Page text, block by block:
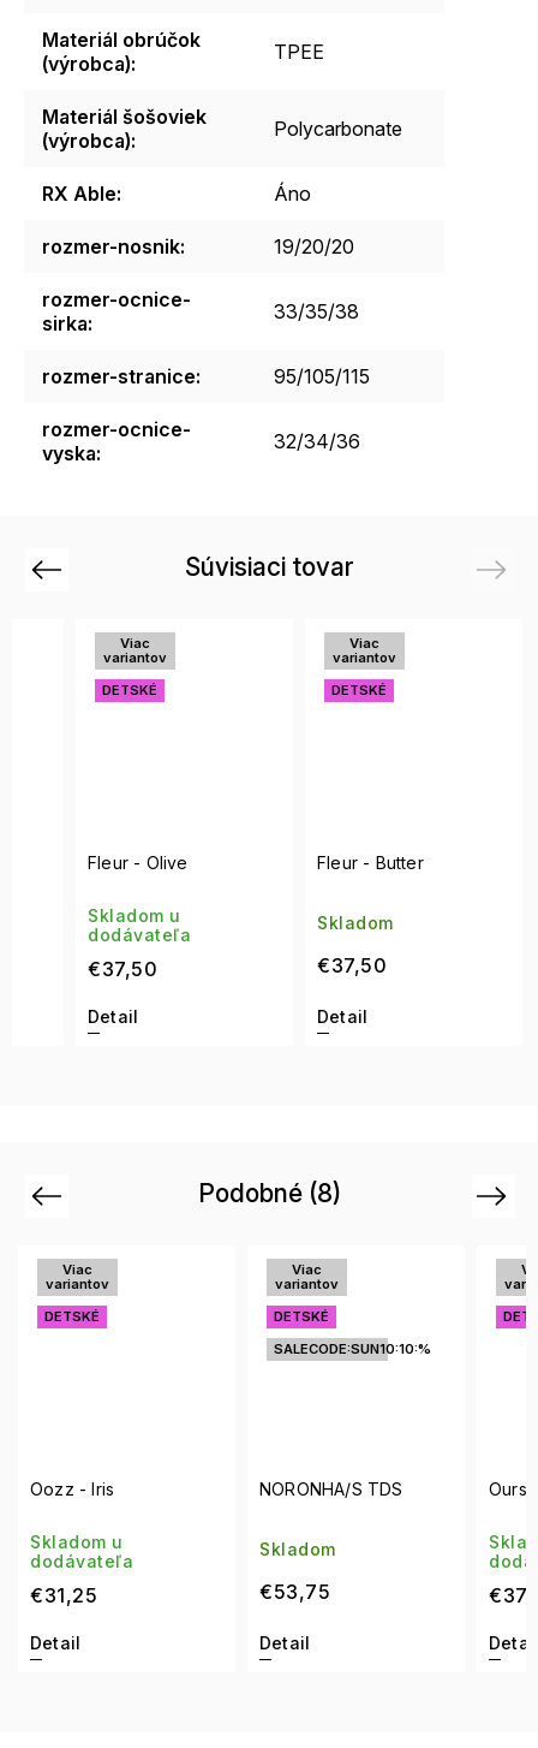
Materiál obrúčok
(výrobca): TPEE
Materiál šošoviek
(výrobca): Polycarbonate
RX Able: Áno
rozmer-nosnik: 19/20/20
rozmer-ocnice-
sirka: 33/35/38
rozmer-stranice: 95/105/115
rozmer-ocnice-
vyska: 32/34/36
Súvisiaci tovar
Previous
Viac
variantov
DETSKÉ
Fleur - Olive
Skladom u
dodávateľa
€37,50
Detail
Viac
variantov
DETSKÉ
Fleur - Butter
Skladom
€37,50
Detail
Next
Podobné (8)
Previous
SALECODE:SUN10:10:%
Skladom
Ourson - Light Blue
Next